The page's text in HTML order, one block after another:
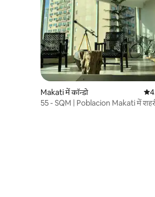
Makati में कॉन्डो
55 - SQM | Poblacion Makati में